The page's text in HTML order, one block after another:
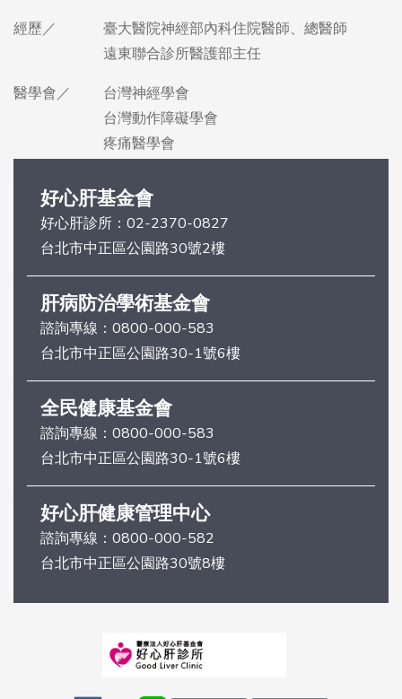
經歷／
臺大醫院神經部內科住院醫師、總醫師
遠東聯合診所醫護部主任
醫學會／
台灣神經學會
台灣動作障礙學會
疼痛醫學會
好心肝基金會
好心肝診所： 02-2370-0827
台北市中正區公園路30號2樓
肝病防治學術基金會
諮詢專線： 0800-000-583
台北市中正區公園路30-1號6樓
全民健康基金會
諮詢專線： 0800-000-583
台北市中正區公園路30-1號6樓
好心肝健康管理中心
諮詢專線： 0800-000-582
台北市中正區公園路30號8樓